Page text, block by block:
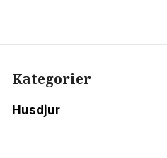
Kategorier
Husdjur